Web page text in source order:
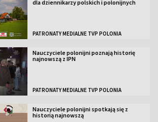
dla dziennikarzy polskich i polonijnych
PATRONATY MEDIALNE TVP POLONIA
Nauczyciele polonijni poznają historię
najnowszą z IPN
PATRONATY MEDIALNE TVP POLONIA
Nauczyciele polonijni spotkają się z
historią najnowszą